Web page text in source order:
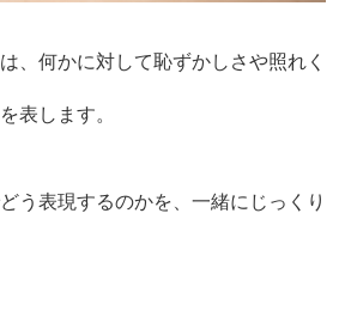
、何かに対して恥ずかしさや照れく
表します。
う表現するのかを、一緒にじっくり